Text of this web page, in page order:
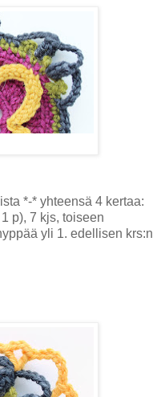
*-* yhteensä 4 kertaa:
p), 7 kjs, toiseen
yli 1. edellisen krs:n